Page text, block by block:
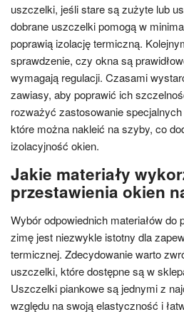
uszczelki, jeśli stare są zużyte lub
dobrane uszczelki pomogą w
poprawią izolację termiczną.
sprawdzenie, czy okna są
wymagają regulacji. Czasami
zawiasy, aby poprawić ich
rozważyć zastosowanie
które można nakleić na szyby, co
izolacyjność okien.
Jakie materiały
przestawienia okien
Wybór odpowiednich materiałów do
zimę jest niezwykle istotny dla
termicznej. Zdecydowanie warto
uszczelki, które dostępne są w
Uszczelki piankowe są jednymi z
względu na swoją elastyczność i